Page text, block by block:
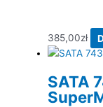
385,00zł
SATA